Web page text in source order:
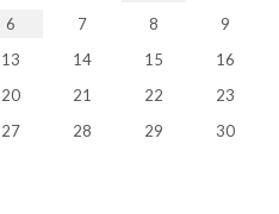
6 7 8
9
13 14 15
16
20 21 22
23
27 28 29
30